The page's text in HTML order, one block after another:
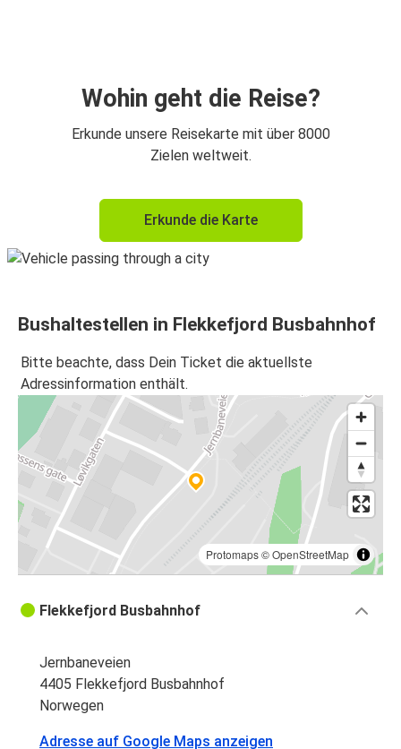
Flekkefjord Busbahnhof
Wohin geht die Reise?
Erkunde unsere Reisekarte mit über 8000
Zielen weltweit.
Erkunde die Karte
Bushaltestellen in Flekkefjord Busbahnhof
Bitte beachte, dass Dein Ticket die aktuellste
Adressinformation enthält.
Protomaps©OpenStreetMap
Flekkefjord Busbahnhof
Jernbaneveien
4405 Flekkefjord Busbahnhof
Norwegen
Adresse auf Google Maps anzeigen